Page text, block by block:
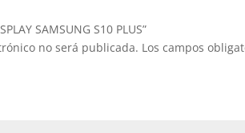
SAMSUNG S10 PLUS”
no será publicada. Los campos